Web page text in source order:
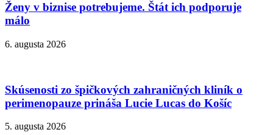
Ženy v biznise potrebujeme. Štát ich podporuje
málo
6. augusta 2026
Skúsenosti zo špičkových zahraničných kliník o
perimenopauze prináša Lucie Lucas do Košíc
5. augusta 2026